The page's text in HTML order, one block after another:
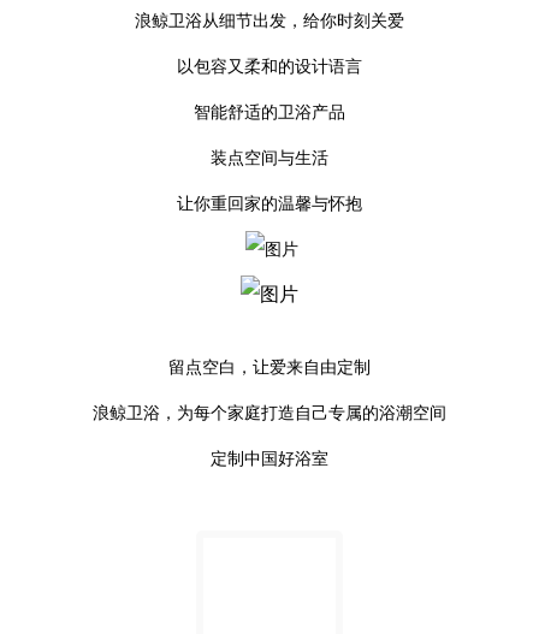
浪鲸卫浴从细节出发，给你时刻关爱
以包容又柔和的设计语言
智能舒适的卫浴产品
装点空间与生活
让你重回家的温馨与怀抱
留点空白，让爱来自由定制
浪鲸卫浴，为每个家庭打造自己专属的浴潮空间
定制中国好浴室